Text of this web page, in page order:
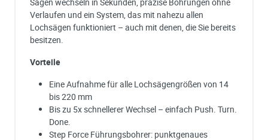
Verlaufen und ein System, das mit nahezu allen
Lochsägen funktioniert – auch mit denen, die Sie bereits
besitzen.
Vorteile
Eine Aufnahme für alle Lochsägengrößen von 14
bis 220 mm
Bis zu 5x schnellerer Wechsel – einfach Push. Turn.
Done.
Step Force Führungsbohrer: punktgenaues